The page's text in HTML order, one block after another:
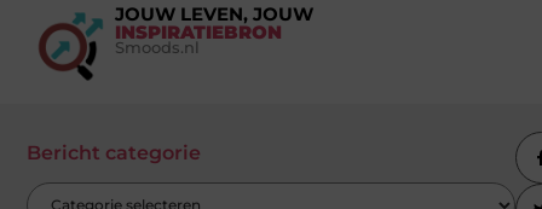
JOUW LEVEN, JOUW
INSPIRATIEBRON
Smoods.nl
Bericht categorie